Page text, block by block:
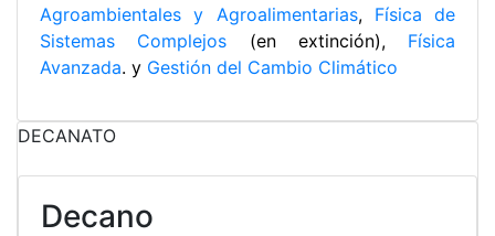
Agroambientales y Agroalimentarias, Física de
Sistemas Complejos (en extinción), Física
Avanzada. y Gestión del Cambio Climático
DECANATO
Decano